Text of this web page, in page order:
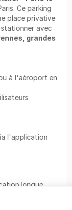
Ce parking
place privative
avec
grandes
à l'aéroport en
l'application
longue
de
de trouver